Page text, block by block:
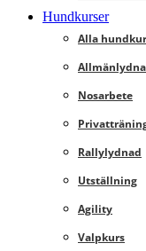
Hundkurser
Alla
Nosarbete
Rallylydnad
Utställning
Agility
Valpkurs